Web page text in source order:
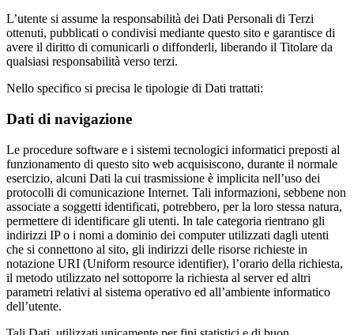
L’utente si assume la responsabilità dei Dati Personali di Terzi
ottenuti, pubblicati o condivisi mediante questo sito e garantisce di
avere il diritto di comunicarli o diffonderli, liberando il Titolare da
qualsiasi responsabilità verso terzi.
Nello specifico si precisa le tipologie di Dati trattati:
Dati di navigazione
Le procedure software e i sistemi tecnologici informatici preposti al
funzionamento di questo sito web acquisiscono, durante il normale
esercizio, alcuni Dati la cui trasmissione è implicita nell’uso dei
protocolli di comunicazione Internet. Tali informazioni, sebbene non
associate a soggetti identificati, potrebbero, per la loro stessa natura,
permettere di identificare gli utenti. In tale categoria rientrano gli
indirizzi IP o i nomi a dominio dei computer utilizzati dagli utenti
che si connettono al sito, gli indirizzi delle risorse richieste in
notazione URI (Uniform resource identifier), l’orario della richiesta,
il metodo utilizzato nel sottoporre la richiesta al server ed altri
parametri relativi al sistema operativo ed all’ambiente informatico
dell’utente.